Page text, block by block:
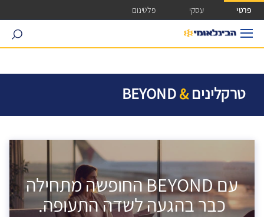
גישה ישירה לכפתור כניסה לחשבונך
פרטי עסקי פלטינום
search
טרקלינים&
BEYOND
עם BEYOND החופשה מתחילה
כבר בהגעה לשדה התעופה.